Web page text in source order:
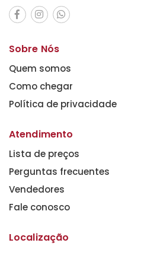
Sobre Nós
Quem somos
Como chegar
Política de privacidade
Atendimento
Lista de preços
Perguntas frecuentes
Vendedores
Fale conosco
Localização